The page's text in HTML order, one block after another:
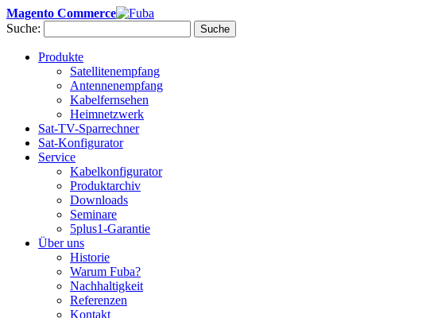
Magento Commerce
Suche:
Suche
Produkte
Satellitenempfang
Antennenempfang
Kabelfernsehen
Heimnetzwerk
Sat-TV-Sparrechner
Sat-Konfigurator
Service
Kabelkonfigurator
Produktarchiv
Downloads
Seminare
5plus1-Garantie
Über uns
Historie
Warum Fuba?
Nachhaltigkeit
Referenzen
Kontakt